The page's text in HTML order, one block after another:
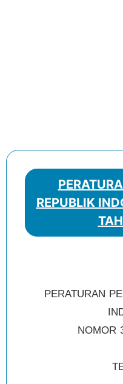
REPUBLIK
PERATURAN
NOMOR